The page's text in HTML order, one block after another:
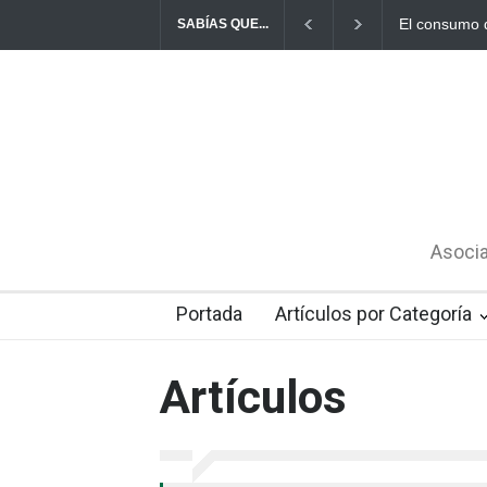
SABÍAS QUE... El consumo
Portada Artículos por Categoría
Artículos